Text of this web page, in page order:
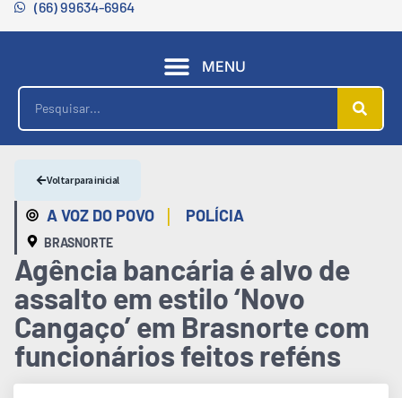
(66) 99634-6964
MENU
A VOZ DO POVO | POLÍCIA
BRASNORTE
Voltar para inicial
Agência bancária é alvo de
assalto em estilo ‘Novo
Cangaço’ em Brasnorte com
funcionários feitos reféns